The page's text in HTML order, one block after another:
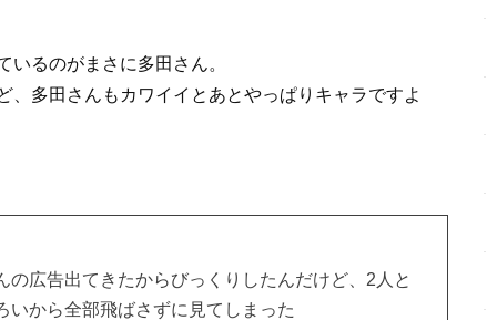
るのがまさに多田さん。
多田さんもカワイイとあとやっぱりキャラですよ
広告出てきたからびっくりしたんだけど、2人と
いから全部飛ばさずに見てしまった